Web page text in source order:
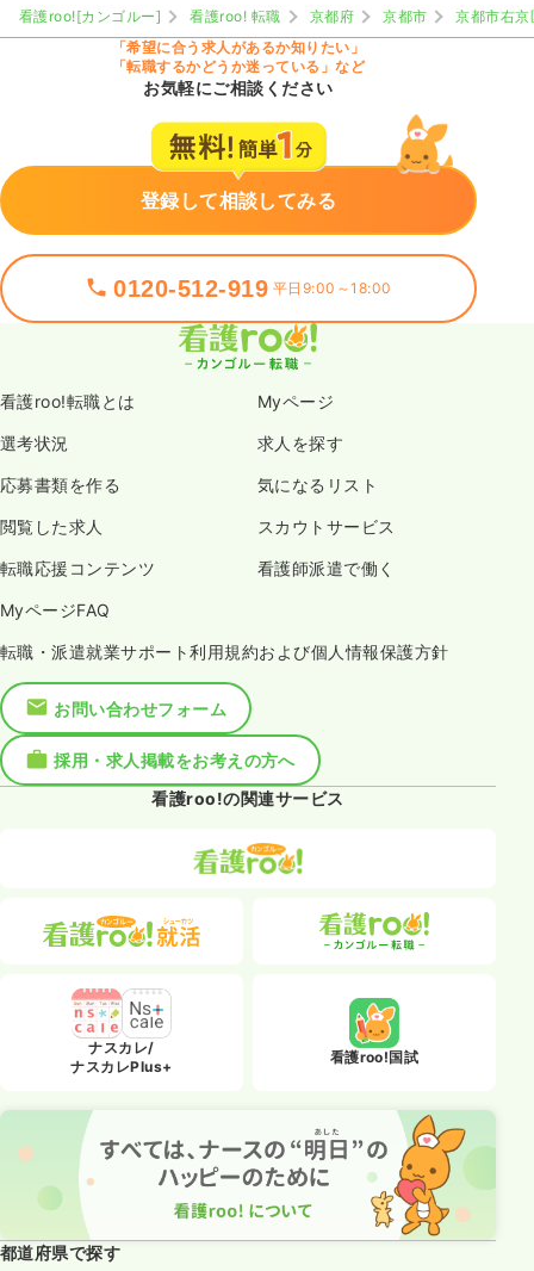
看護roo![カンゴルー] 看護roo! 転職 京都府 京都市
京都市右京
「希望に合う求人があるか知りたい」
「転職するかどうか迷っている」など
お気軽にご相談ください
登録して相談してみる
0120-512-919 平日9:00～18:00
看護roo!転職とは Myページ
選考状況 求人を探す
応募書類を作る 気になるリスト
閲覧した求人 スカウトサービス
転職応援コンテンツ 看護師派遣で働く
MyページFAQ
転職・派遣就業サポート利用規約および個人情報保護方針
お問い合わせフォーム
採用・求人掲載をお考えの方へ
看護roo!の関連サービス
ナスカレ/
ナスカレPlus+
看護roo!国試
都道府県で探す